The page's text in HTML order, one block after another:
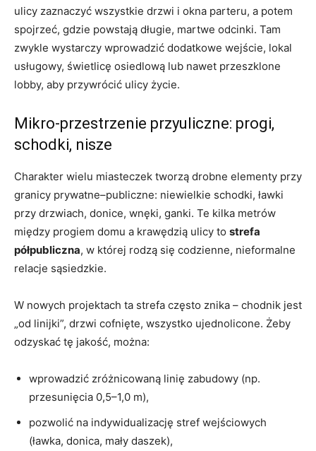
ulicy zaznaczyć wszystkie drzwi i okna parteru, a potem
spojrzeć, gdzie powstają długie, martwe odcinki. Tam
zwykle wystarczy wprowadzić dodatkowe wejście, lokal
usługowy, świetlicę osiedlową lub nawet przeszklone
lobby, aby przywrócić ulicy życie.
Mikro-przestrzenie przyuliczne: progi,
schodki, nisze
Charakter wielu miasteczek tworzą drobne elementy przy
granicy prywatne–publiczne: niewielkie schodki, ławki
przy drzwiach, donice, wnęki, ganki. Te kilka metrów
między progiem domu a krawędzią ulicy to strefa
półpubliczna, w której rodzą się codzienne, nieformalne
relacje sąsiedzkie.
W nowych projektach ta strefa często znika – chodnik jest
„od linijki”, drzwi cofnięte, wszystko ujednolicone. Żeby
odzyskać tę jakość, można:
wprowadzić zróżnicowaną linię zabudowy (np.
przesunięcia 0,5–1,0 m),
pozwolić na indywidualizację stref wejściowych
(ławka, donica, mały daszek),